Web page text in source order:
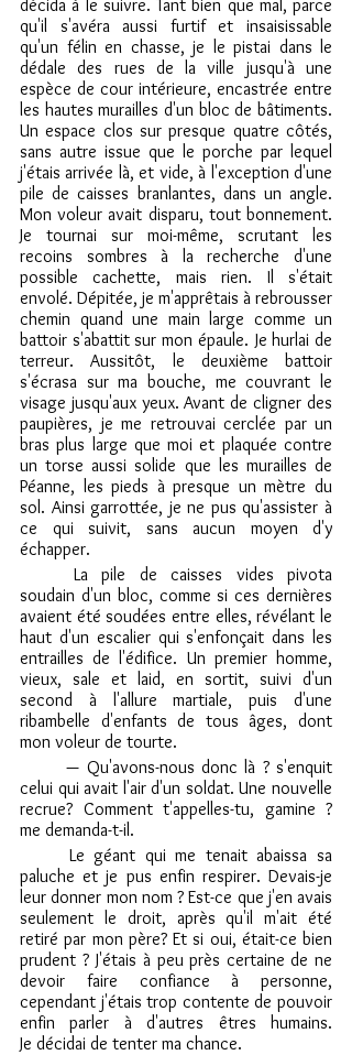
décida à le suivre. Tant bien que mal, parce
qu'il s'avéra aussi furtif et insaisissable
qu'un félin en chasse, je le pistai dans le
dédale des rues de la ville jusqu'à une
espèce de cour intérieure, encastrée entre
les hautes murailles d'un bloc de bâtiments.
Un espace clos sur presque quatre côtés,
sans autre issue que le porche par lequel
j'étais arrivée là, et vide, à l'exception d'une
pile de caisses branlantes, dans un angle.
Mon voleur avait disparu, tout bonnement.
Je tournai sur moi-même, scrutant les
recoins sombres à la recherche d'une
possible cachette, mais rien. Il s'était
envolé. Dépitée, je m'apprêtais à rebrousser
chemin quand une main large comme un
battoir s'abattit sur mon épaule. Je hurlai de
terreur. Aussitôt, le deuxième battoir
s'écrasa sur ma bouche, me couvrant le
visage jusqu'aux yeux. Avant de cligner des
paupières, je me retrouvai cerclée par un
bras plus large que moi et plaquée contre
un torse aussi solide que les murailles de
Péanne, les pieds à presque un mètre du
sol. Ainsi garrottée, je ne pus qu'assister à
ce qui suivit, sans aucun moyen d'y
échapper.
soudain d'un bloc, comme si ces dernières
avaient été soudées entre elles, révélant le
haut d'un escalier qui s'enfonçait dans les
entrailles de l'édifice. Un premier homme,
vieux, sale et laid, en sortit, suivi d'un
second à l'allure martiale, puis d'une
ribambelle d'enfants de tous âges, dont
mon voleur de tourte.
	— Qu'avons-nous donc là ? s'enquit
celui qui avait l'air d'un soldat. Une nouvelle
recrue? Comment t'appelles-tu, gamine ?
me demanda-t-il.
paluche et je pus enfin respirer. Devais-je
leur donner mon nom ? Est-ce que j'en avais
seulement le droit, après qu'il m'ait été
retiré par mon père? Et si oui, était-ce bien
prudent ? J'étais à peu près certaine de ne
devoir faire confiance à personne,
cependant j'étais trop contente de pouvoir
enfin parler à d'autres êtres humains.
Je décidai de tenter ma chance.